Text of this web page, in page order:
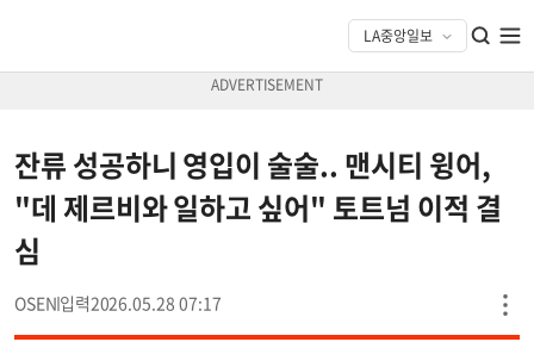
잔류 성공하니 영입이 술술.. 맨시티 윙어,
"데 제르비와 일하고 싶어" 토트넘 이적 결
심
OSEN 2026.05.28 07:17